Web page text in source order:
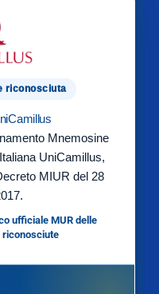
riconosciuta
Mnemosine
UniCamillus,
MIUR del 28
ufficiale MUR delle
riconosciute